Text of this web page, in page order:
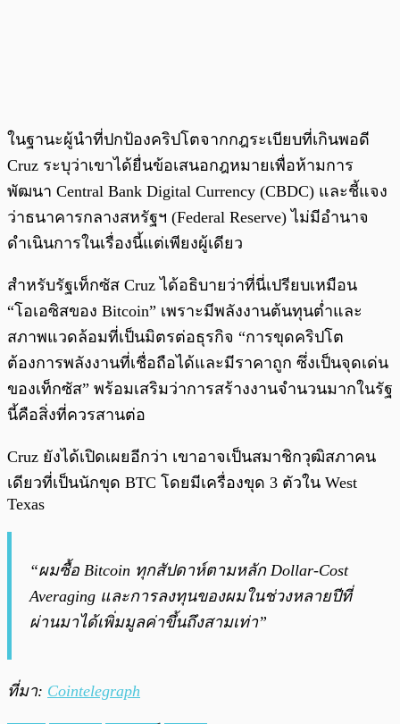
ในฐานะผู้นำที่ปกป้องคริปโตจากกฎระเบียบที่เกินพอดี
Cruz ระบุว่าเขาได้ยื่นข้อเสนอกฎหมายเพื่อห้ามการ
พัฒนา Central Bank Digital Currency (CBDC) และชี้แจง
ว่าธนาคารกลางสหรัฐฯ (Federal Reserve) ไม่มีอำนาจ
ดำเนินการในเรื่องนี้แต่เพียงผู้เดียว
สำหรับรัฐเท็กซัส Cruz ได้อธิบายว่าที่นี่เปรียบเหมือน
“โอเอซิสของ Bitcoin” เพราะมีพลังงานต้นทุนต่ำและ
สภาพแวดล้อมที่เป็นมิตรต่อธุรกิจ “การขุดคริปโต
ต้องการพลังงานที่เชื่อถือได้และมีราคาถูก ซึ่งเป็นจุดเด่น
ของเท็กซัส” พร้อมเสริมว่าการสร้างงานจำนวนมากในรัฐ
นี้คือสิ่งที่ควรสานต่อ
Cruz ยังได้เปิดเผยอีกว่า เขาอาจเป็นสมาชิกวุฒิสภาคน
เดียวที่เป็นนักขุด BTC โดยมีเครื่องขุด 3 ตัวใน West
Texas
“ผมซื้อ Bitcoin ทุกสัปดาห์ตามหลัก Dollar-Cost
Averaging และการลงทุนของผมในช่วงหลายปีที่
ผ่านมาได้เพิ่มมูลค่าขึ้นถึงสามเท่า”
ที่มา: Cointelegraph